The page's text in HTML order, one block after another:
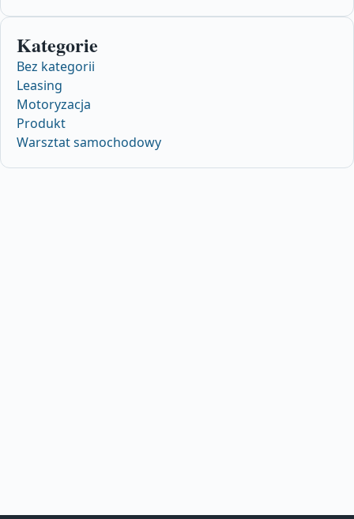
Kategorie
Bez kategorii
Leasing
Motoryzacja
Produkt
Warsztat samochodowy